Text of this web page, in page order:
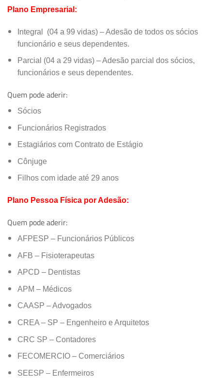
Plano Empresarial:
Integral (04 a 99 vidas) – Adesão de todos os sócios
funcionário e seus dependentes.
Parcial (04 a 29 vidas) – Adesão parcial dos sócios,
funcionários e seus dependentes.
Quem pode aderir:
Sócios
Funcionários Registrados
Estagiários com Contrato de Estágio
Cônjuge
Filhos com idade até 29 anos
Plano Pessoa Física por Adesão:
Quem pode aderir:
AFPESP – Funcionários Públicos
AFB – Fisioterapeutas
APCD – Dentistas
APM – Médicos
CAASP – Advogados
CREA – SP – Engenheiro e Arquitetos
CRC SP – Contadores
FECOMERCIO – Comerciários
SEESP – Enfermeiros